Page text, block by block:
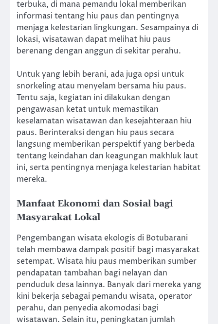
terbuka, di mana pemandu lokal memberikan
informasi tentang hiu paus dan pentingnya
menjaga kelestarian lingkungan. Sesampainya di
lokasi, wisatawan dapat melihat hiu paus
berenang dengan anggun di sekitar perahu.
Untuk yang lebih berani, ada juga opsi untuk
snorkeling atau menyelam bersama hiu paus.
Tentu saja, kegiatan ini dilakukan dengan
pengawasan ketat untuk memastikan
keselamatan wisatawan dan kesejahteraan hiu
paus. Berinteraksi dengan hiu paus secara
langsung memberikan perspektif yang berbeda
tentang keindahan dan keagungan makhluk laut
ini, serta pentingnya menjaga kelestarian habitat
mereka.
Manfaat Ekonomi dan Sosial bagi
Masyarakat Lokal
Pengembangan wisata ekologis di Botubarani
telah membawa dampak positif bagi masyarakat
setempat. Wisata hiu paus memberikan sumber
pendapatan tambahan bagi nelayan dan
penduduk desa lainnya. Banyak dari mereka yang
kini bekerja sebagai pemandu wisata, operator
perahu, dan penyedia akomodasi bagi
wisatawan. Selain itu, peningkatan jumlah